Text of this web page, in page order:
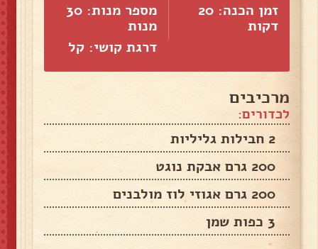
זמן הכנה: 20
דקות
מספר מנות: 30
מנות
דרגת קושי: קל
מרכיבים
לכדורים:
2 חבילות גליליות
200 גרם אבקת נוגט
200 גרם אגוזי לוז מולבנים
3 כפות שמן